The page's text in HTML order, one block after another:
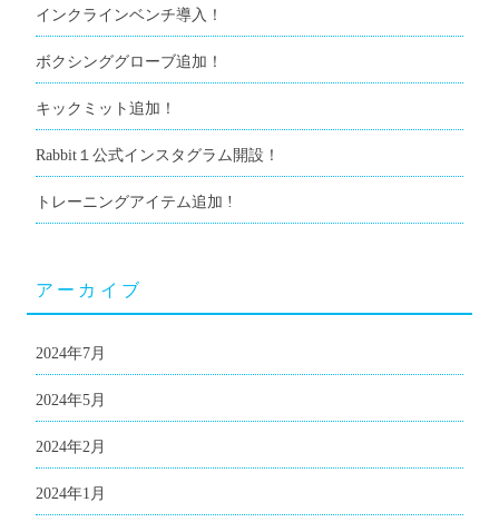
インクラインベンチ導入！
ボクシンググローブ追加！
キックミット追加！
Rabbit１公式インスタグラム開設！
トレーニングアイテム追加 !
アーカイブ
2024年7月
2024年5月
2024年2月
2024年1月